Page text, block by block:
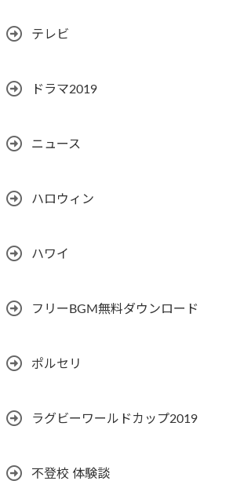
テレビ
ドラマ2019
ニュース
ハロウィン
ハワイ
フリーBGM無料ダウンロード
ポルセリ
ラグビーワールドカップ2019
不登校 体験談